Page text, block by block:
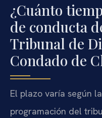
¿Cuánto
de conducta
Tribunal de
Condado de
El plazo varía según
programación del